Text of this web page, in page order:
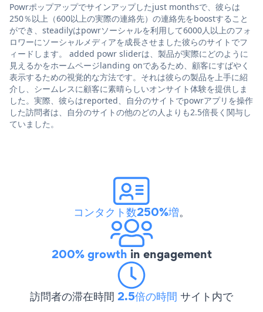
Powrポップアップでサインアップしたjust monthsで、彼らは
250％以上（600以上の実際の連絡先）の連絡先をboostすること
ができ、steadilyはpowrソーシャルを利用して6000人以上のフォ
ロワーにソーシャルメディアを成長させました彼らのサイトでフ
ィードします。 added powr sliderは、製品が実際にどのように
見えるかをホームページlanding onであるため、顧客にすばやく
表示するための視覚的な方法です。それは彼らの製品を上手に紹
介し、シームレスに顧客に素晴らしいオンサイト体験を提供しま
した。実際、彼らはreported、自分のサイトでpowrアプリを操作
した訪問者は、自分のサイトの他のどの人よりも2.5倍長く関与し
ていました。
コンタクト数250%増。
200% growth in engagement
訪問者の滞在時間 2.5倍の時間 サイト内で